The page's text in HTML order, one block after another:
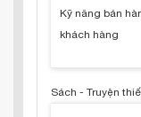
Kỹ năng bán
khách hàng
Sách - Truyện